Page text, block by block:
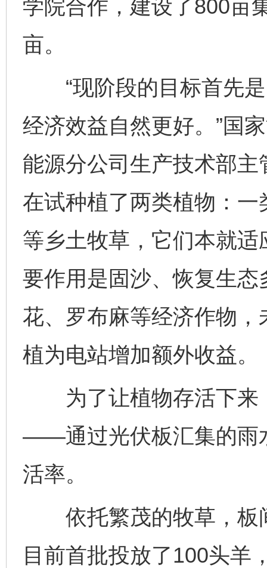
学院合作，建设了800亩
亩。
“现阶段的目标首先是
经济效益自然更好。”国
能源分公司生产技术部
在试种植了两类植物：
等乡土牧草，它们本就
要作用是固沙、恢复生
花、罗布麻等经济作物
植为电站增加额外收益。
为了让植物存活下来
——通过光伏板汇集的雨
活率。
依托繁茂的牧草，板
目前首批投放了100头羊